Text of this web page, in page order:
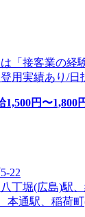
「接客業の経
用実績あり/日
1,500円〜1,800
22
丁堀(広島)駅
本通駅、稲荷